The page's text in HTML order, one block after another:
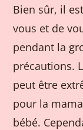
Bien sûr, il
vous et de
pendant la
précautions.
peut être
pour la
bébé.